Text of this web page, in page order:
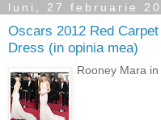
luni, 27 februarie
Oscars 2012 Red
Dress (in opinia mea)
Rooney Mara